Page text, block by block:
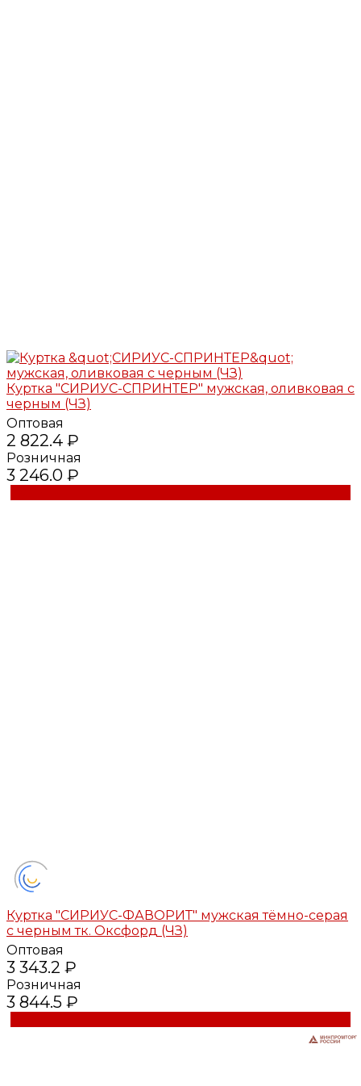
Куртка "СИРИУС-СПРИНТЕР" мужская, оливковая с
черным (ЧЗ)
Оптовая
2 822.4 ₽
Розничная
3 246.0 ₽
Куртка "СИРИУС-ФАВОРИТ" мужская тёмно-серая
с черным тк. Оксфорд (ЧЗ)
Оптовая
3 343.2 ₽
Розничная
3 844.5 ₽